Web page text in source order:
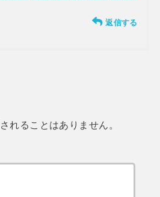
返信する
れることはありません。